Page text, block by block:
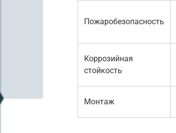
Пожаробезопасность
Коррозийная
стойкость
Монтаж